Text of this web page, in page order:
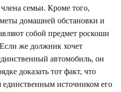
семьи. Кроме того,
домашней обстановки и
собой предмет роскоши
же должник хочет
автомобиль, он
доказать тот факт, что
единственным источником его